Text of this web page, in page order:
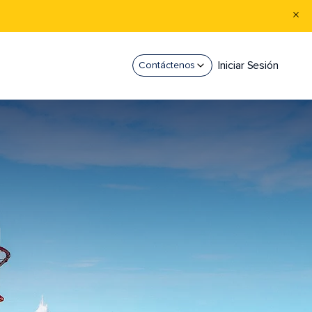
Contáctenos Iniciar Sesión